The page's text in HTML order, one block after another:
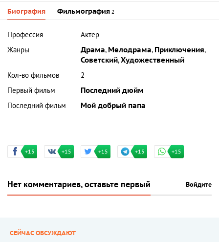
Биография Фильмография 2
Профессия
Актер
Жанры
Драма, Мелодрама, Приключения,
Советский,Художественный
Кол-во фильмов
2
Первый фильм
Последний дюйм
Последний фильм
Мой добрый папа
+15 +15 +15 +15 +15
Нет комментариев, оставьте первый Войдите
СЕЙЧАС ОБСУЖДАЮТ